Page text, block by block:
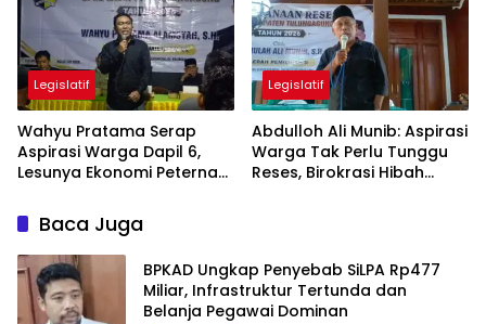
Legislatif
Wahyu Pratama Serap
Aspirasi Warga Dapil 6,
Lesunya Ekonomi Peternak
Legislatif
Abdulloh Ali Munib: Aspirasi
Warga Tak Perlu Tunggu
Reses, Birokrasi Hibah
Baca Juga
BPKAD Ungkap Penyebab SiLPA Rp477
Miliar, Infrastruktur Tertunda dan
Belanja Pegawai Dominan